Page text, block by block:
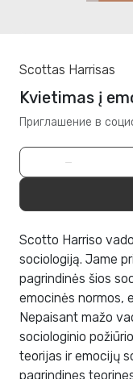
Scottas Harrisas
Kvietimas į
Приглашение в
−
Scotto Harriso
sociologiją. Jame
pagrindinės šios
emocinės normos,
Nepaisant mažo
sociologinio
teorijas ir emocijų
pagrindines